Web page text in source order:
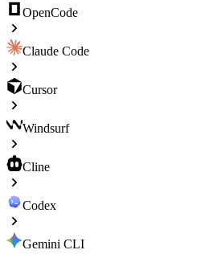
OpenCode
Claude Code
Cursor
Windsurf
Cline
Codex
Gemini CLI